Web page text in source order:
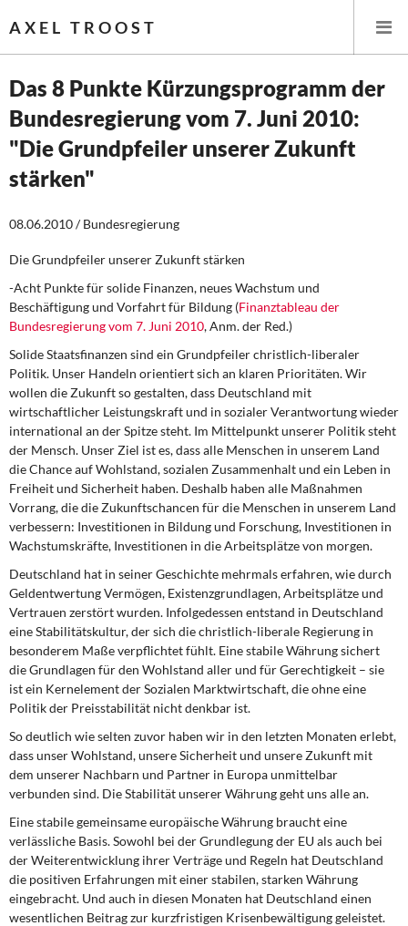
AXEL TROOST
Startseite
Themen
Wirtschaftspolitik
Steuer- und Finanzpolitik
Öffentliche Infrastruktur und Daseinsvorsorge
Eurokrise und Griechenland
DIE LINKE
Weitere Themen
Memo-Gruppe
Institut Solidarische Moderne
Rosa-Luxemburg-Stiftung
Über mich
Kontakt
Das 8 Punkte Kürzungsprogramm der
Bundesregierung vom 7. Juni 2010:
"Die Grundpfeiler unserer Zukunft
stärken"
08.06.2010 / Bundesregierung
Die Grundpfeiler unserer Zukunft stärken
-Acht Punkte für solide Finanzen, neues Wachstum und
Beschäftigung und Vorfahrt für Bildung (Finanztableau der
Bundesregierung vom 7. Juni 2010, Anm. der Red.)
Solide Staatsfinanzen sind ein Grundpfeiler christlich-liberaler
Politik. Unser Handeln orientiert sich an klaren Prioritäten. Wir
wollen die Zukunft so gestalten, dass Deutschland mit
wirtschaftlicher Leistungskraft und in sozialer Verantwortung wieder
international an der Spitze steht. Im Mittelpunkt unserer Politik steht
der Mensch. Unser Ziel ist es, dass alle Menschen in unserem Land
die Chance auf Wohlstand, sozialen Zusammenhalt und ein Leben in
Freiheit und Sicherheit haben. Deshalb haben alle Maßnahmen
Vorrang, die die Zukunftschancen für die Menschen in unserem Land
verbessern: Investitionen in Bildung und Forschung, Investitionen in
Wachstumskräfte, Investitionen in die Arbeitsplätze von morgen.
Deutschland hat in seiner Geschichte mehrmals erfahren, wie durch
Geldentwertung Vermögen, Existenzgrundlagen, Arbeitsplätze und
Vertrauen zerstört wurden. Infolgedessen entstand in Deutschland
eine Stabilitätskultur, der sich die christlich-liberale Regierung in
besonderem Maße verpflichtet fühlt. Eine stabile Währung sichert
die Grundlagen für den Wohlstand aller und für Gerechtigkeit – sie
ist ein Kernelement der Sozialen Marktwirtschaft, die ohne eine
Politik der Preisstabilität nicht denkbar ist.
So deutlich wie selten zuvor haben wir in den letzten Monaten erlebt,
dass unser Wohlstand, unsere Sicherheit und unsere Zukunft mit
dem unserer Nachbarn und Partner in Europa unmittelbar
verbunden sind. Die Stabilität unserer Währung geht uns alle an.
Eine stabile gemeinsame europäische Währung braucht eine
verlässliche Basis. Sowohl bei der Grundlegung der EU als auch bei
der Weiterentwicklung ihrer Verträge und Regeln hat Deutschland
die positiven Erfahrungen mit einer stabilen, starken Währung
eingebracht. Und auch in diesen Monaten hat Deutschland einen
wesentlichen Beitrag zur kurzfristigen Krisenbewältigung geleistet.